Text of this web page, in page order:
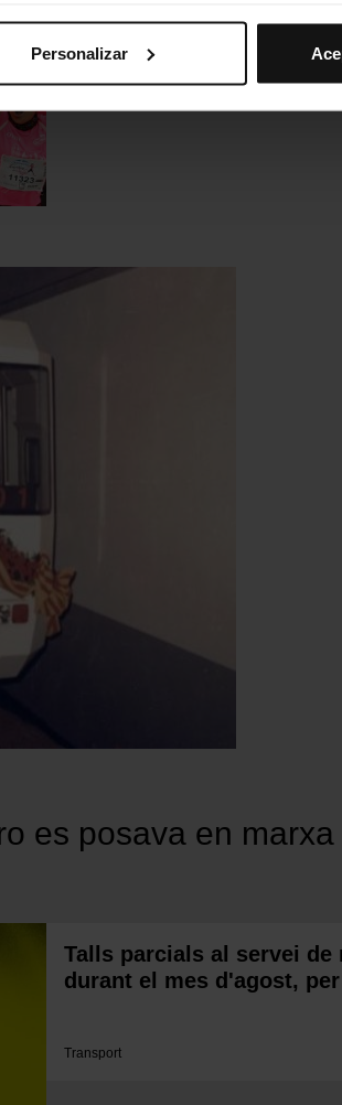
Te sugerimos que selecciones
de navegación (como el idioma) y
funcionamiento de la web y, por tanto, si
Política de cookies
podrás modificar tu selección de
Personalizar
es posava en
Talls parcials al servei
durant el mes d'agost,
Transport